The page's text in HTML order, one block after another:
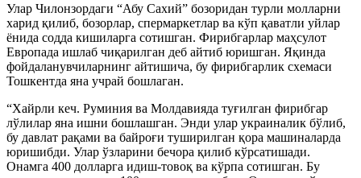
Улар Чилонзордаги “Абу Сахий” бозоридан турли молларни
харид қилиб, бозорлар, спермаркетлар ва кўп қаватли уйлар
ёнида содда кишиларга сотишган. Фирибгарлар маҳсулот
Европада ишлаб чиқарилган деб айтиб юришган. Яқинда
фойдаланувчиларнинг айтишича, бу фирибгарлик схемаси
Тошкентда яна учрай бошлаган.
“Хайрли кеч. Руминия ва Молдавияда туғилган фирибгар
лўлилар яна ишни бошлашган. Энди улар украиналик бўлиб,
бу давлат рақами ва байроғи туширилган қора машиналарда
юришибди. Улар ўзларини бечора қилиб кўрсатишади.
Онамга 400 долларга идиш-товоқ ва кўрпа сотишган. Бу